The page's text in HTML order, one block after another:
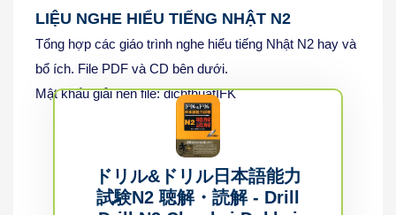
LIỆU NGHE HIỂU TIẾNG NHẬT N2
Tổng hợp các giáo trình nghe hiểu tiếng Nhật N2 hay và
bổ ích. File PDF và CD bên dưới.
Mật khẩu giải nén file: dichthuatIFK
ドリル&ドリル日本語能力
試験N2 聴解・読解 - Drill